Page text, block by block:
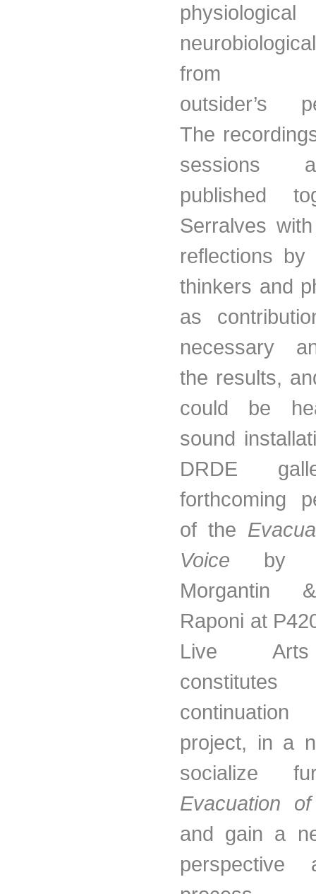
outsider’s
The
sessions
published
Serralves
reflections
thinkers and
as
necessary
the results,
could be
sound
DRDE
forthcoming
of the
Voice by
Morgantin
Raponi at
Live
project, in a
socialize
Evacuation
and gain a
perspective